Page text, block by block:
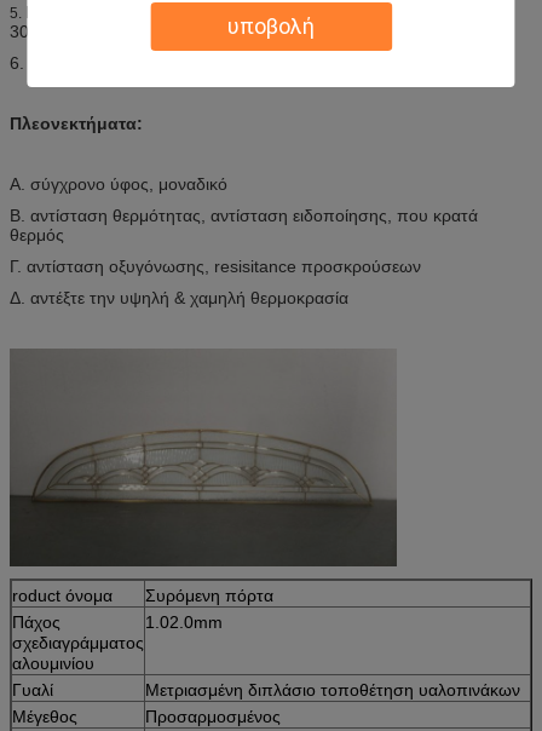
υποβολή
5. Παράμετροι απόδοσης διαρροής νερού βροχής (Δp)
300Pa≤Δp
6. Απόδοση Lnsulation: (Ko) 2.00W/(m2.k)
Πλεονεκτήματα:
Α. σύγχρονο ύφος, μοναδικό
Β. αντίσταση θερμότητας, αντίσταση ειδοποίησης, που κρατά
θερμός
Γ. αντίσταση οξυγόνωσης, resisitance προσκρούσεων
Δ. αντέξτε την υψηλή & χαμηλή θερμοκρασία
roduct όνομα
Συρόμενη πόρτα
Πάχος
σχεδιαγράμματος
αλουμινίου
1.02.0mm
Γυαλί
Μετριασμένη διπλάσιο τοποθέτηση υαλοπινάκων
Μέγεθος
Προσαρμοσμένος